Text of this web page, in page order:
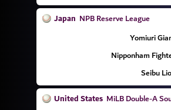
Japan NPB Reserve League
Yomiuri
Nipponham
Seibu
United States MiLB Double-A